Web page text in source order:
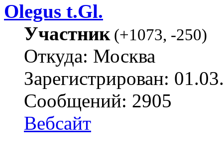
Olegus t.Gl.
Участник(+1073, -250)
Откуда: Москва
Зарегистрирован:
Сообщений: 2905
Вебсайт